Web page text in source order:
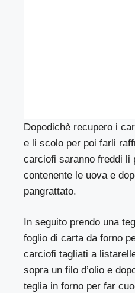
Dopodichè recupero i
e li scolo per poi farli
carciofi saranno freddi li
contenente le uova e
pangrattato.
In seguito prendo una
foglio di carta da forno
carciofi tagliati a
sopra un filo d’olio e
teglia in forno per far